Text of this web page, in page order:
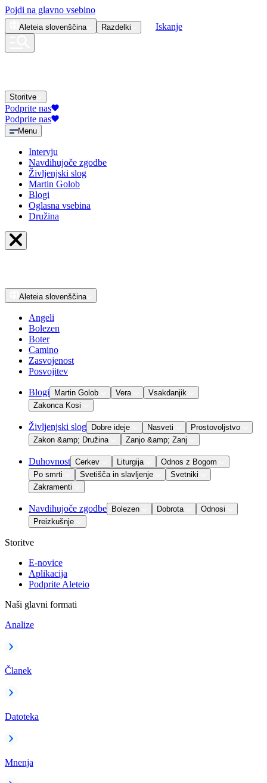
Pojdi na glavno vsebino
Aleteia slovenščina Razdelki Iskanje
Storitve
Podprite nas
Podprite nas
Menu
Intervju
Navdihujoče zgodbe
Življenjski slog
Martin Golob
Blogi
Oglasna vsebina
Družina
Aleteia slovenščina
Angeli
Bolezen
Boter
Camino
Zasvojenost
Posvojitev
Blogi Martin Golob Vera
Vsakdanjik
Zakonca Kosi
Življenjski slog Dobre ideje Nasveti
Prostovoljstvo
Zakon &amp; Družina
Zanjo &amp; Zanj
Duhovnost Cerkev Liturgija
Odnos z Bogom
Po smrti
Svetišča in slavljenje
Svetniki
Zakramenti
Navdihujoče zgodbe Bolezen Dobrota
Odnosi
Preizkušnje
Storitve
E-novice
Aplikacija
Podprite Aleteio
Naši glavni formati
Analize
Članek
Datoteka
Mnenja